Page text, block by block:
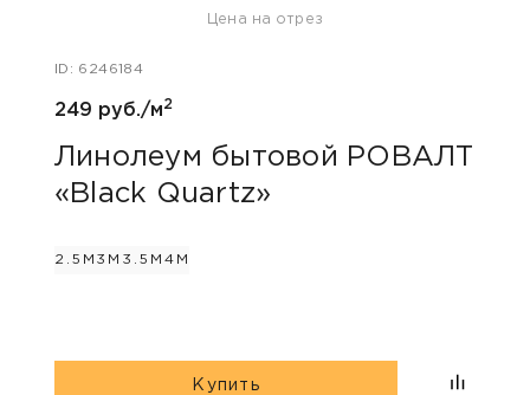
Цена на отрез
ID: 6246184
249 руб./м2
Линолеум бытовой РОВАЛТ
«Black Quartz»
2.5М 3М 3.5М 4М
Купить